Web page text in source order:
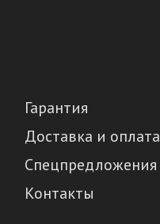
Гарантия
Доставка и оплата
Спецпредложения
Контакты